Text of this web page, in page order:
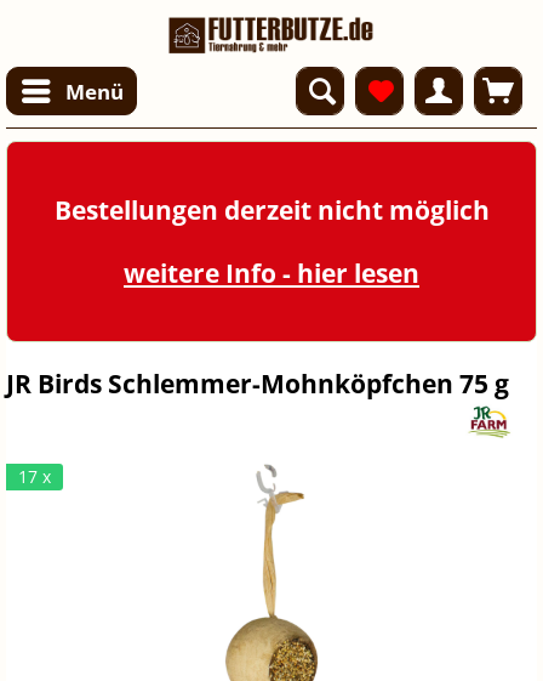
Menü
Bestellungen derzeit nicht möglich
weitere Info - hier lesen
JR Birds Schlemmer-Mohnköpfchen 75 g
17 x